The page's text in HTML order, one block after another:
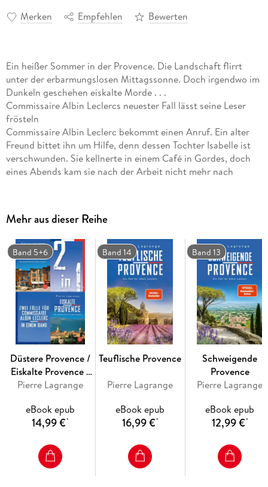
Merken Empfehlen Bewerten
Ein heißer Sommer in der Provence. Die Landschaft flirrt
unter der erbarmungslosen Mittagssonne. Doch irgendwo im
Dunkeln geschehen eiskalte Morde . . .
Commissaire Albin Leclercs neuester Fall lässt seine Leser
frösteln
Commissaire Albin Leclerc bekommt einen Anruf. Ein alter
Freund bittet ihn um Hilfe, denn dessen Tochter Isabelle ist
verschwunden. Sie kellnerte in einem Café in Gordes, doch
eines Abends kam sie nach der Arbeit nicht mehr nach
Schlosshotel. Undercover bei einem berühmten Sternekoch,
kommt Albin im Hotel einem fiesen Komplott auf die
Schliche. Bald schon findet er eine siedend heiße Spur. Dabei
macht er eine grauenhafte Entdeckung. . .
Der neue Krimi von Pierre Lagrange entführt Sie in die
sommerliche, unter der Hitze flirrende Landschaft der
Provence. Und lässt Ihnen dann das Blut in den Adern
gefrieren.
»Spannung hoch vier - den neuesten Krimi von Pierre
Lagrange konnte ich nicht aus der Hand legen. «
Freundin
Mehr aus dieser Reihe
Band 5+6
Düstere Provence /
Eiskalte Provence -
Zwei Fälle für
Leclerc in einem
Band
Pierre Lagrange
eBook epub
14,99 €*
Band 14
Teuflische Provence
Pierre Lagrange
eBook epub
16,99 €*
Band 13
Schweigende
Provence
Pierre Lagrange
eBook epub
12,99 €*